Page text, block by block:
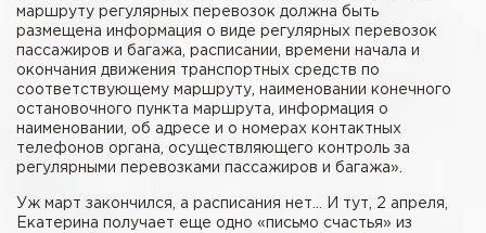
маршруту регулярных перевозок должна быть
размещена информация о виде регулярных перевозок
пассажиров и багажа, расписании, времени начала и
окончания движения транспортных средств по
соответствующему маршруту, наименовании конечного
остановочного пункта маршрута, информация о
наименовании, об адресе и о номерах контактных
телефонов органа, осуществляющего контроль за
регулярными перевозками пассажиров и багажа».
Уж март закончился, а расписания нет… И тут, 2 апреля,
Екатерина получает еще одно «письмо счастья» из